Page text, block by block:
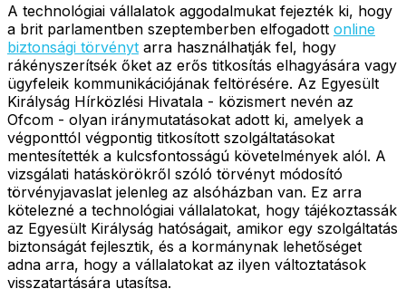
A technológiai vállalatok aggodalmukat fejezték ki, hogy
a brit parlamentben szeptemberben elfogadott online
biztonsági törvényt arra használhatják fel, hogy
rákényszerítsék őket az erős titkosítás elhagyására vagy
ügyfeleik kommunikációjának feltörésére. Az Egyesült
Királyság Hírközlési Hivatala - közismert nevén az
Ofcom - olyan iránymutatásokat adott ki, amelyek a
végponttól végpontig titkosított szolgáltatásokat
mentesítették a kulcsfontosságú követelmények alól. A
vizsgálati hatáskörökről szóló törvényt módosító
törvényjavaslat jelenleg az alsóházban van. Ez arra
kötelezné a technológiai vállalatokat, hogy tájékoztassák
az Egyesült Királyság hatóságait, amikor egy szolgáltatás
biztonságát fejlesztik, és a kormánynak lehetőséget
adna arra, hogy a vállalatokat az ilyen változtatások
visszatartására utasítsa.